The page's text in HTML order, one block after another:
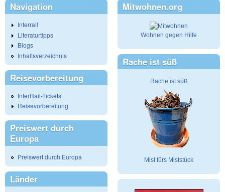
Navigation
Interrail
Literaturtipps
Blogs
Inhaltsverzeichnis
Reisevorbereitung
InterRail-Tickets
Reisevorbereitung
Preiswert durch
Europa
Preiswert durch Europa
Länder
Mitwohnen.org
Wohnen gegen Hilfe
Rache ist süß
Rache ist süß
Mist fürs Miststück